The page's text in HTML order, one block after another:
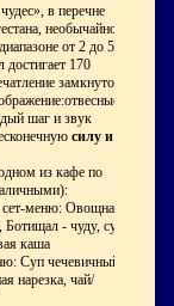
в перечне
необычайное
от 2 до 5
достигает 170
замкнутого
шаг и звук
силу и
из кафе по
сет-меню: Овощная
- чуду, суп
каша
Суп чечевичный,
нарезка, чай/